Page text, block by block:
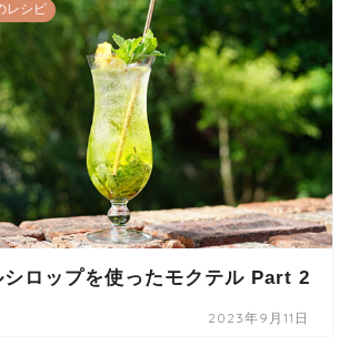
レシピ
ロップを使ったモクテル Part 2
2023年9月11日